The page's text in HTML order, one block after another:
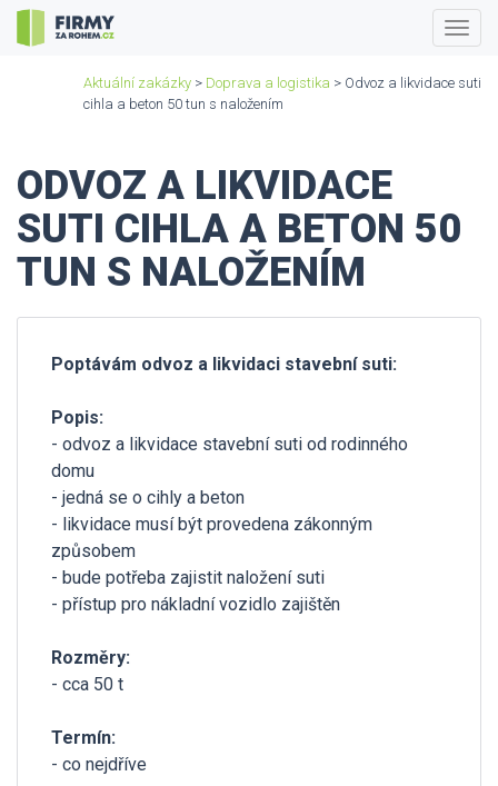
Aktuální zakázky > Doprava a logistika > Odvoz a likvidace suti
cihla a beton 50 tun s naložením
ODVOZ A LIKVIDACE
SUTI CIHLA A BETON 50
TUN S NALOŽENÍM
Poptávám odvoz a likvidaci stavební suti:
Popis:
- odvoz a likvidace stavební suti od rodinného
domu
- jedná se o cihly a beton
- likvidace musí být provedena zákonným
způsobem
- bude potřeba zajistit naložení suti
- přístup pro nákladní vozidlo zajištěn
Rozměry:
- cca 50 t
Termín:
- co nejdříve